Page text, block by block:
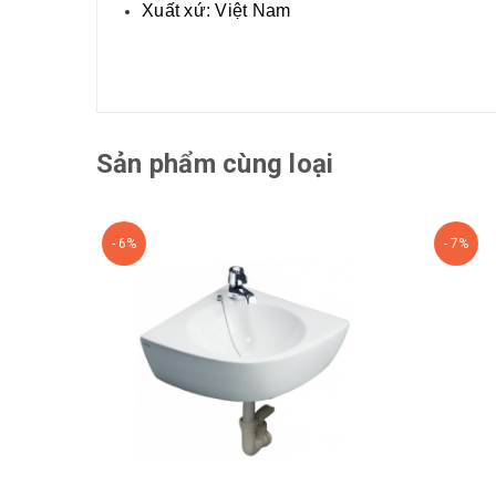
Xuất xứ: Việt Nam
Sản phẩm cùng loại
- 6% - 7%